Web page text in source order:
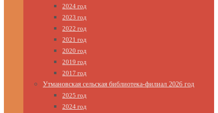
2024 год
2023 год
2022 год
2021 год
2020 год
2019 год
2017 год
Утмановская сельская библиотека-филиал 2026 год
2025 год
2024 год